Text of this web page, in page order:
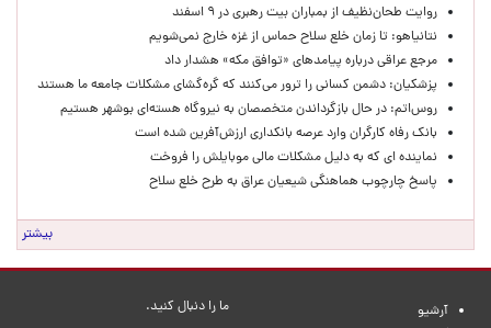
روایت طحان‌نظیف از بمباران بیت رهبری در ۹ اسفند
نتانیاهو: تا زمان خلع سلاح حماس از غزه خارج نمی‌شویم
مرجع عراقی درباره پیامدهای «توافق مکه» هشدار داد
پزشکیان: دشمن کسانی را ترور می‌کنند که گره‌گشای مشکلات جامعه ما هستند
روس‌اتم: در حال بازگرداندن متخصصان به نیروگاه هسته‌ای بوشهر هستیم
بانک رفاه کارگران وارد عرصه بانکداری ارزش‌آفرین شده است
نماینده ای که به دلیل مشکلات مالی موبایلش را فروخت
پاسخ چارچوب هماهنگی شیعیان عراق به طرح خلع سلاح
بیشتر
آرشیو
ما را دنبال کنید.